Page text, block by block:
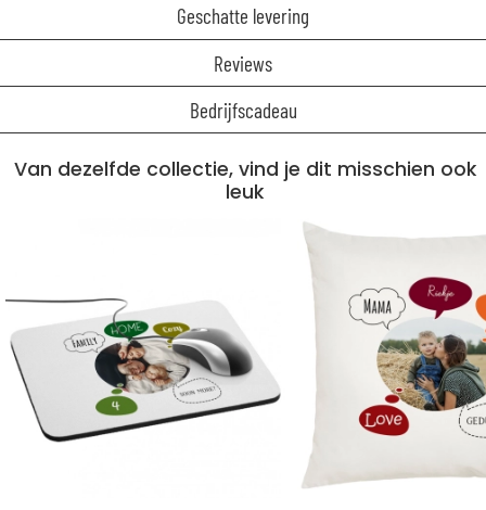
Geschatte levering
Reviews
Bedrijfscadeau
Van dezelfde collectie, vind je dit misschien ook
leuk